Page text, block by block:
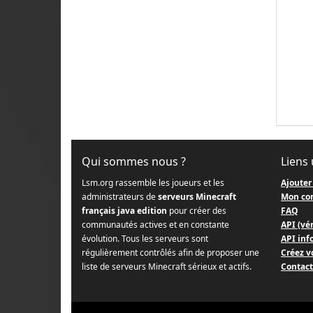
Qui sommes nous ?
Lsm.org rassemble les joueurs et les
administrateurs deserveurs Minecraft
français java edition pour créer des
communautés actives et en constante
évolution. Tous les serveurs sont
régulièrement contrôlés afin de proposer une
liste de serveurs Minecraft sérieux et actifs.
Mon
FAQ
API
API
Créez
Contact